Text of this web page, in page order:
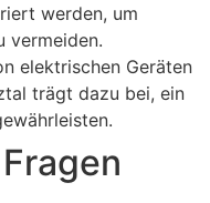
werden, um
vermeiden.
elektrischen Geräten
trägt dazu bei, ein